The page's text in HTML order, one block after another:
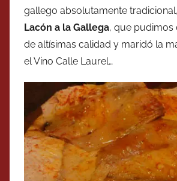
gallego absolutamente
Lacón a la Gallega, que
de altísimas calidad y maridó la
el Vino Calle Laurel…